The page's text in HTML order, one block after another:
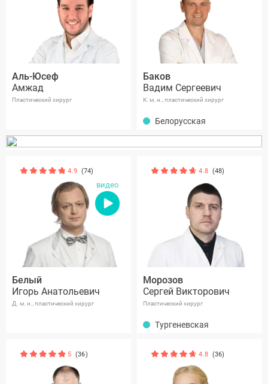
Аль-Юсеф
Амжад
Пластический хирург
Баков
Вадим Сергеевич
К. м. н., пластический хирург
Белорусская
4.9 (74)
видео
Белый
Игорь Анатольевич
Д. м. н., пластический хирург
4.8 (48)
Морозов
Сергей Викторович
Пластический хирург
Тургеневская
5 (36) 4.8 (36)